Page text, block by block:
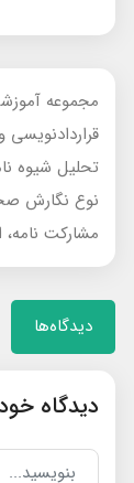
تحلیل شیوه
نوع نگارش
مشارکت نامه،
دیدگاه‌ها
دیدگاه